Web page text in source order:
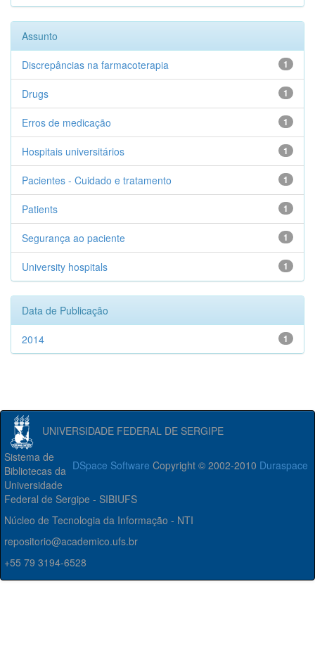
Assunto
1
Discrepâncias na farmacoterapia
1
Drugs
1
Erros de medicação
1
Hospitais universitários
1
Pacientes - Cuidado e tratamento
1
Patients
1
Segurança ao paciente
1
University hospitals
Data de Publicação
1
2014
UNIVERSIDADE FEDERAL DE SERGIPE
DSpace Software Copyright © 2002-2010 Duraspace
Sistema de
Bibliotecas da
Universidade
Federal de Sergipe - SIBIUFS
Núcleo de Tecnologia da Informação - NTI
repositorio@academico.ufs.br
+55 79 3194-6528